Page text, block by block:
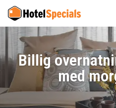
Billig
med